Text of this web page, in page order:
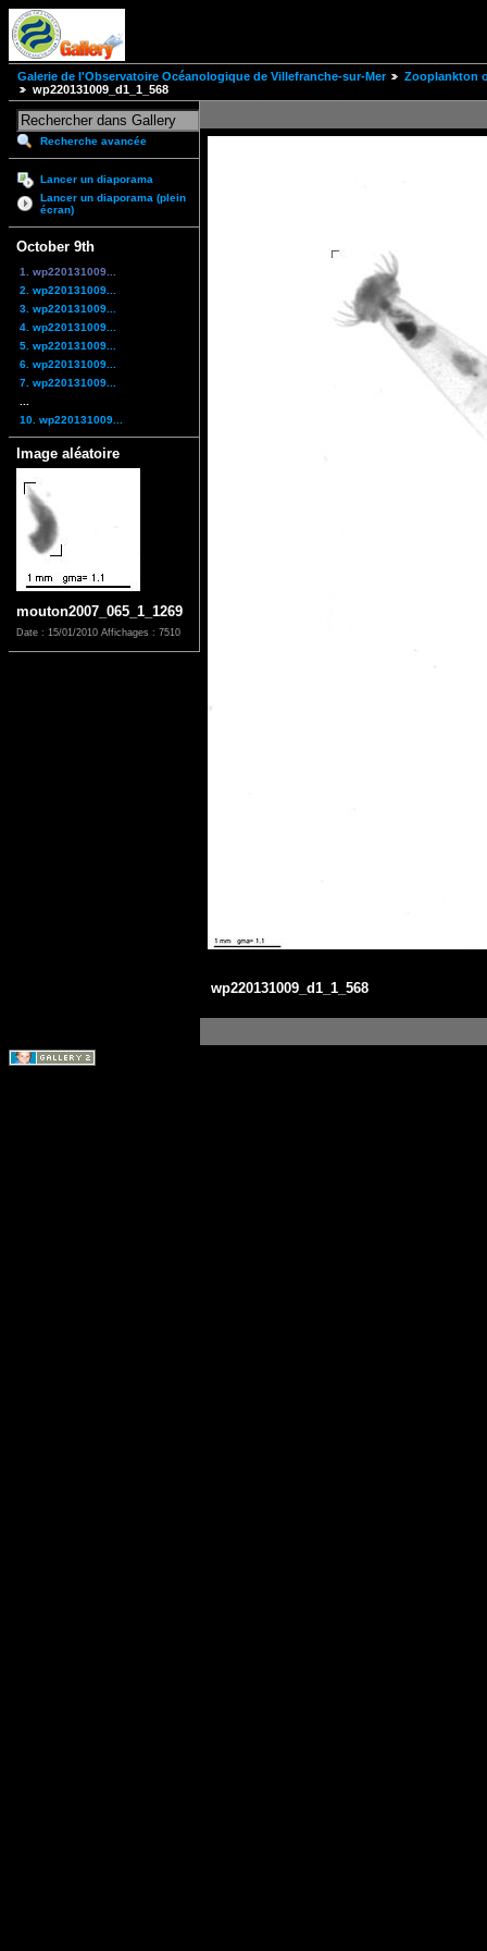
Galerie de l'Observatoire Océanologique de Villefranche-sur-Mer
Zooplankton
wp220131009_d1_1_568
Recherche avancée
Lancer un diaporama
Lancer un diaporama (plein
écran)
October 9th
1. wp220131009...
2. wp220131009...
3. wp220131009...
4. wp220131009...
5. wp220131009...
6. wp220131009...
7. wp220131009...
10. wp220131009...
Image aléatoire
mouton2007_065_1_1269
Date : 15/01/2010 Affichages : 7510
wp220131009_d1_1_568